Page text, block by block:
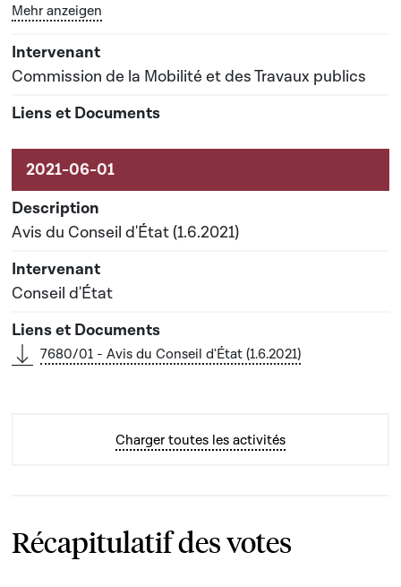
Date prévisionnelle du rapport de commission : 23-
02-2023
Bouton graphique servant à afficher ou cacher tous
Mehr anzeigen
Commission de la Mobilité et des Travaux publics
Avis du Conseil d'État (1.6.2021)
Conseil d'État
7680/01 - Avis du Conseil d'État (1.6.2021)
Charger toutes les activités
Récapitulatif des votes